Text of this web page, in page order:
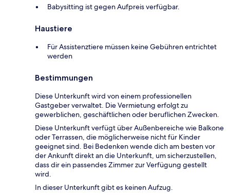
Babysitting ist gegen Aufpreis verfügbar.
Haustiere
Für Assistenztiere müssen keine Gebühren entrichtet
werden
Bestimmungen
Diese Unterkunft wird von einem professionellen
Gastgeber verwaltet. Die Vermietung erfolgt zu
gewerblichen, geschäftlichen oder beruflichen Zwecken.
Diese Unterkunft verfügt über Außenbereiche wie Balkone
oder Terrassen, die möglicherweise nicht für Kinder
geeignet sind. Bei Bedenken wende dich am besten vor
der Ankunft direkt an die Unterkunft, um sicherzustellen,
dass dir ein passendes Zimmer zur Verfügung gestellt
wird.
In dieser Unterkunft gibt es keinen Aufzug.